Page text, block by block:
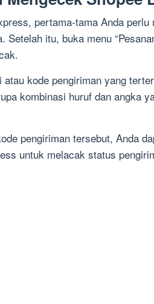
pertama-tama Anda
Setelah itu, buka menu
kode pengiriman yang
kombinasi huruf dan angka
pengiriman tersebut, Anda
untuk melacak status